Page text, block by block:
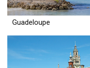
Guadeloupe